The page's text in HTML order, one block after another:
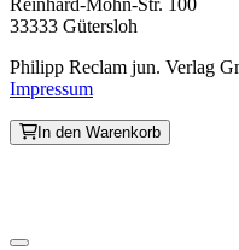
Reinhard-Mohn-Str. 100
33333 Gütersloh
Philipp Reclam jun. Verlag
Impressum
In den Warenkorb